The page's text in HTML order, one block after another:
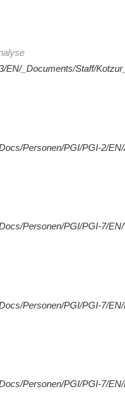
EN/_Documents/Staff/
Personen/PGI/PGI-2/
Personen/PGI/PGI-7/
Personen/PGI/PGI-7/
Personen/PGI/PGI-7/